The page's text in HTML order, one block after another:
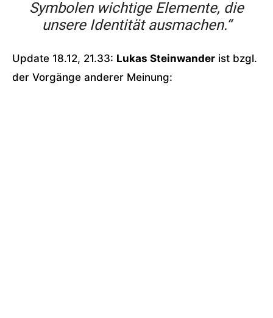
Symbolen wichtige Elemente, die
unsere Identität ausmachen.“
Update 18.12, 21.33: Lukas Steinwander ist bzgl.
der Vorgänge anderer Meinung: